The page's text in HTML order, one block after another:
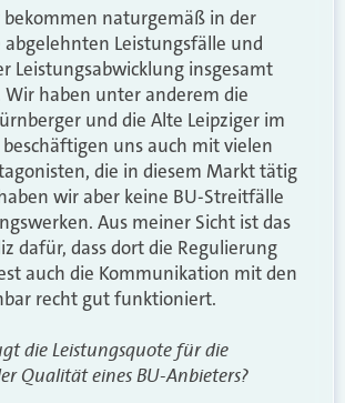
bekommen naturgemäß in der
abgelehnten Leistungsfälle und
Leistungsabwicklung insgesamt
Wir haben unter anderem die
und die Alte Leipziger im
uns auch mitvielen
die in diesem Markt tätig
wir aber keine BU-Streitfälle
. Aus meiner Sicht ist das
dafür, dass dort die Regulierung
auch die Kommunikation mit den
recht gut funktioniert.
die Leistungsquote für die
Qualität eines BU-Anbieters?